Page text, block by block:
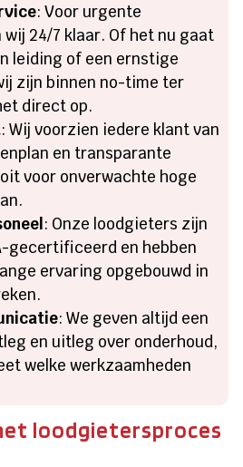
: Voor urgente
24/7 klaar. Of het nu gaat
leiding of een ernstige
zijn binnen no-time ter
direct op.
: Wij voorzien iedere klant van
en transparante
voor onverwachte hoge
: Onze loodgieters zijn
gecertificeerd en hebben
ervaring opgebouwd in
: We geven altijd een
en uitleg over onderhoud,
welke werkzaamheden
loodgietersproces